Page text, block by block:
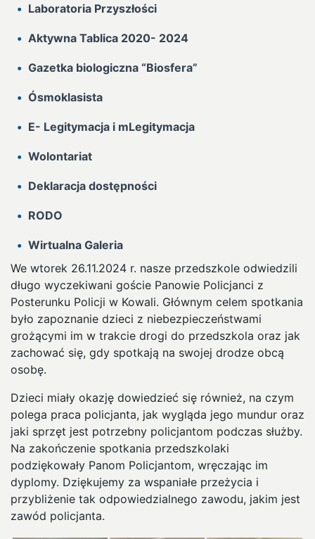
Laboratoria Przyszłości
Aktywna Tablica 2020- 2024
Gazetka biologiczna “Biosfera”
Ósmoklasista
E- Legitymacja i mLegitymacja
Wolontariat
Deklaracja dostępności
RODO
Wirtualna Galeria
We wtorek 26.11.2024 r. nasze przedszkole odwiedzili
długo wyczekiwani goście Panowie Policjanci z
Posterunku Policji w Kowali. Głównym celem spotkania
było zapoznanie dzieci z niebezpieczeństwami
grożącymi im w trakcie drogi do przedszkola oraz jak
zachować się, gdy spotkają na swojej drodze obcą
osobę.
Dzieci miały okazję dowiedzieć się również, na czym
polega praca policjanta, jak wygląda jego mundur oraz
jaki sprzęt jest potrzebny policjantom podczas służby.
Na zakończenie spotkania przedszkolaki
podziękowały Panom Policjantom, wręczając im
dyplomy. Dziękujemy za wspaniałe przeżycia i
przybliżenie tak odpowiedzialnego zawodu, jakim jest
zawód policjanta.